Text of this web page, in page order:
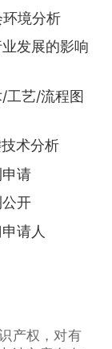
境分析
发展的影响
工艺/流程图
术分析
请
开
请人
产权，对有